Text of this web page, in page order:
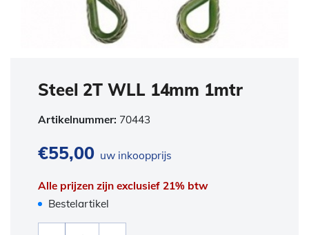
Steel 2T WLL 14mm 1mtr
Artikelnummer: 70443
€55,00 uw inkoopprijs
Alle prijzen zijn exclusief 21% btw
Bestelartikel